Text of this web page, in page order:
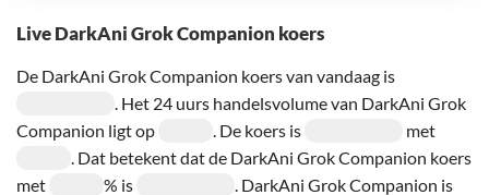
Live DarkAni Grok Companion koers
De DarkAni Grok Companion koers van vandaag is
. Het 24 uurs handelsvolume van DarkAni Grok
Companion ligt op
. De koers is
met
. Dat betekent dat de DarkAni Grok Companion koers
met
% is
. DarkAni Grok Companion is